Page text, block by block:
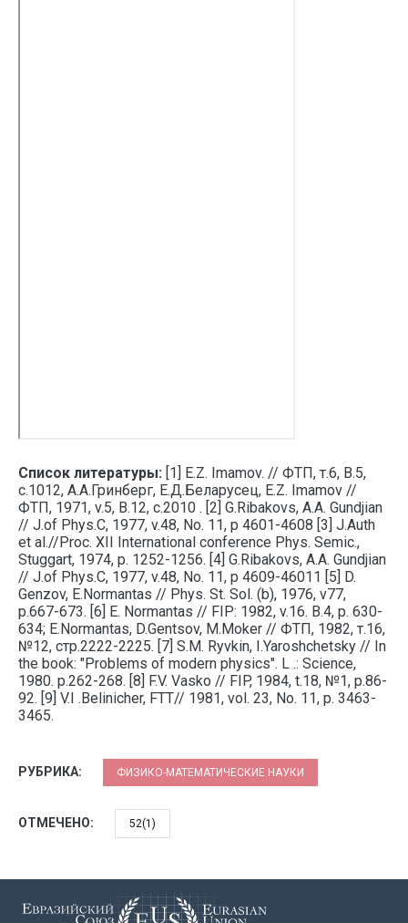
Список литературы: [1] E.Z. Imamov. // ФТП, т.6, В.5,
с.1012, А.А.Гринберг, Е.Д.Беларусец, E.Z. Imamov //
ФТП, 1971, v.5, В.12, с.2010 . [2] G.Ribakovs, A.A. Gundjian
// J.of Phys.C, 1977, v.48, No. 11, p 4601-4608 [3] J.Auth
et al.//Proc. XII International conference Phys. Semic.,
Stuggart, 1974, p. 1252-1256. [4] G.Ribakovs, A.A. Gundjian
// J.of Phys.C, 1977, v.48, No. 11, p 4609-46011 [5] D.
Genzov, E.Normantas // Phys. St. Sol. (b), 1976, v77,
p.667-673. [6] E. Normantas // FIP: 1982, v.16. B.4, p. 630-
634; E.Normantas, D.Gentsov, M.Moker // ФТП, 1982, т.16,
№12, стр.2222-2225. [7] S.M. Ryvkin, I.Yaroshchetsky // In
the book: "Problems of modern physics". L .: Science,
1980. p.262-268. [8] F.V. Vasko // FIP, 1984, t.18, №1, p.86-
92. [9] V.I .Belinicher, FTT// 1981, vol. 23, No. 11, p. 3463-
3465.
РУБРИКА: ФИЗИКО-МАТЕМАТИЧЕСКИЕ НАУКИ
ОТМЕЧЕНО: 52(1)